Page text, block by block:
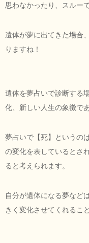
思わなかったり、スルー
遺体が夢に出てきた場合
りますね！
遺体を夢占いで診断する
化、新しい人生の象徴で
夢占いで【死】というの
の変化を表しているとさ
ると考えられます。
自分が遺体になる夢など
きく変化させてくれるこ